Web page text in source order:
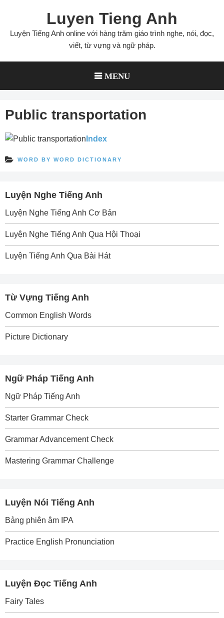
content
Luyen Tieng Anh
Luyện Tiếng Anh online với hàng trăm giáo trình nghe, nói, đọc,
viết, từ vựng và ngữ pháp.
MENU
Public transportation
Index
WORD BY WORD DICTIONARY
Luyện Nghe Tiếng Anh
Luyện Nghe Tiếng Anh Cơ Bản
Luyện Nghe Tiếng Anh Qua Hội Thoại
Luyện Tiếng Anh Qua Bài Hát
Từ Vựng Tiếng Anh
Common English Words
Picture Dictionary
Ngữ Pháp Tiếng Anh
Ngữ Pháp Tiếng Anh
Starter Grammar Check
Grammar Advancement Check
Mastering Grammar Challenge
Luyện Nói Tiếng Anh
Bảng phiên âm IPA
Practice English Pronunciation
Luyện Đọc Tiếng Anh
Fairy Tales